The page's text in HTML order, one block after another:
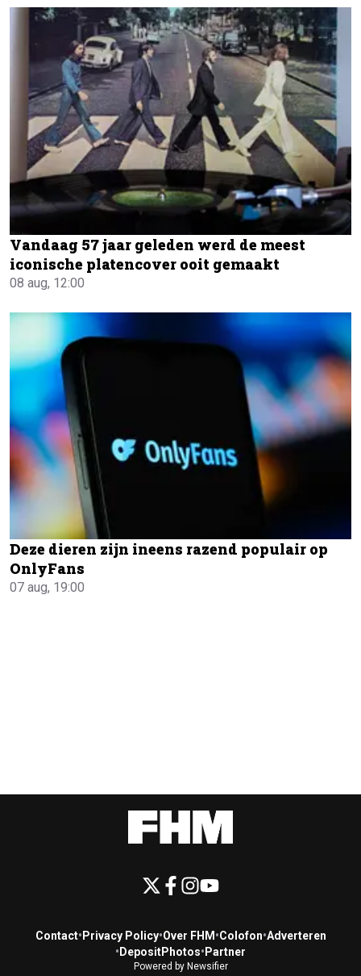
Vandaag 57 jaar geleden werd de meest
iconische platencover ooit gemaakt
08 aug, 12:00
Deze dieren zijn ineens razend populair op
OnlyFans
07 aug, 19:00
Contact• Privacy Policy•Over FHM •Colofon•Adverteren
• DepositPhotos• Partner
Powered by Newsifier